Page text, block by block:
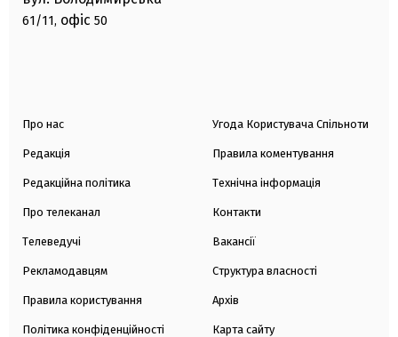
61/11, офіс 50
Про нас
Редакція
Редакційна політика
Про телеканал
Телеведучі
Рекламодавцям
Правила користування
Політика конфіденційності
Угода Користувача Спільноти
Правила коментування
Технічна інформація
Контакти
Вакансії
Структура власності
Архів
Карта сайту